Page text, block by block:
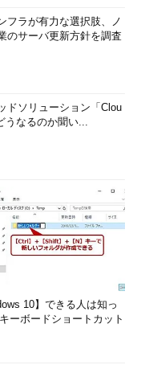
フラが有力な選択肢、ノ
のサーバ更新方針を調査
ドソリューション「Clou
うなるのか聞い...
10】できる人は知っ
ーボードショートカット